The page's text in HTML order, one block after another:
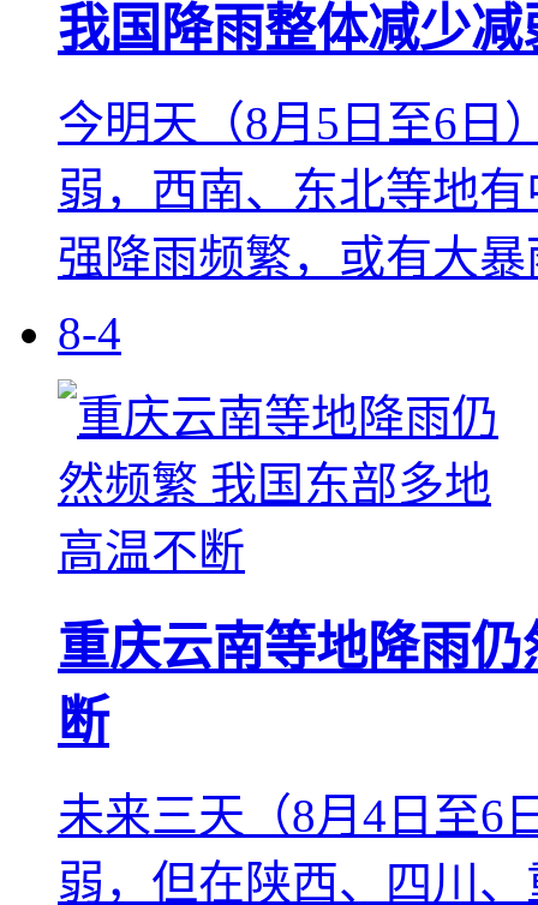
我国降雨整体减少
今明天（8月5日至6日
弱，西南、东北等地
强降雨频繁，或有大
8-4
重庆云南等地降雨
断
未来三天（8月4日至6
弱，但在陕西、四川